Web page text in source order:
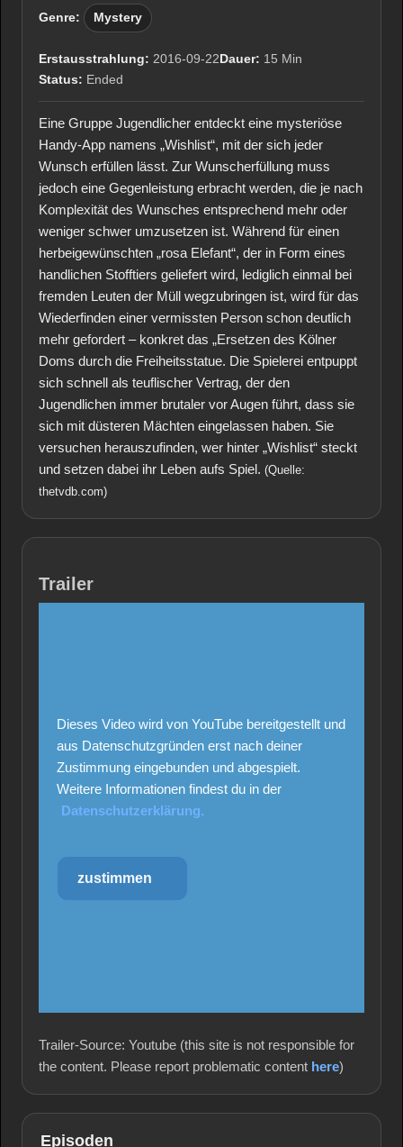
Genre: Mystery
Erstausstrahlung: 2016-09-22Dauer: 15 Min
Status: Ended
Eine Gruppe Jugendlicher entdeckt eine mysteriöse
Handy-App namens „Wishlist“, mit der sich jeder
Wunsch erfüllen lässt. Zur Wunscherfüllung muss
jedoch eine Gegenleistung erbracht werden, die je nach
Komplexität des Wunsches entsprechend mehr oder
weniger schwer umzusetzen ist. Während für einen
herbeigewünschten „rosa Elefant“, der in Form eines
handlichen Stofftiers geliefert wird, lediglich einmal bei
fremden Leuten der Müll wegzubringen ist, wird für das
Wiederfinden einer vermissten Person schon deutlich
mehr gefordert – konkret das „Ersetzen des Kölner
Doms durch die Freiheitsstatue. Die Spielerei entpuppt
sich schnell als teuflischer Vertrag, der den
Jugendlichen immer brutaler vor Augen führt, dass sie
sich mit düsteren Mächten eingelassen haben. Sie
versuchen herauszufinden, wer hinter „Wishlist“ steckt
und setzen dabei ihr Leben aufs Spiel. (Quelle:
thetvdb.com)
Trailer
Dieses Video wird von YouTube bereitgestellt und
aus Datenschutzgründen erst nach deiner
Zustimmung eingebunden und abgespielt.
Weitere Informationen findest du in der
Datenschutzerklärung.
zustimmen
Trailer-Source: Youtube (this site is not responsible for
the content. Please report problematic content here)
Episoden